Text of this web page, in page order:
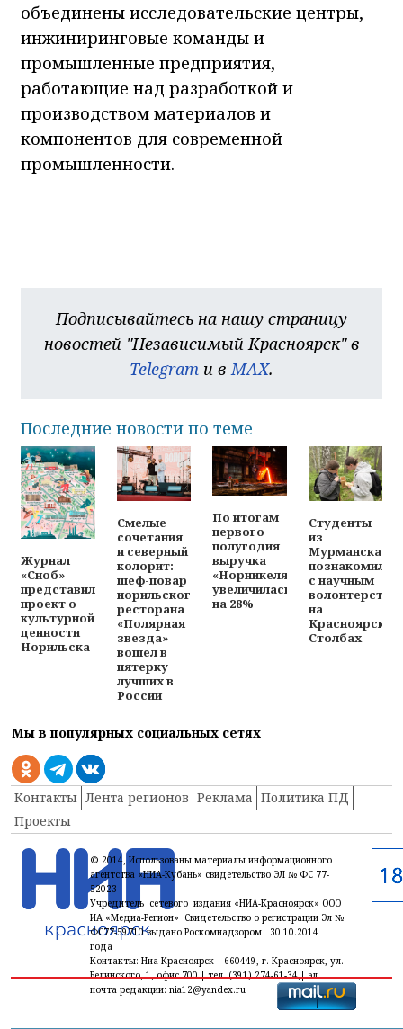
объединены исследовательские центры,
инжиниринговые команды и
промышленные предприятия,
работающие над разработкой и
производством материалов и
компонентов для современной
промышленности.
Подписывайтесь на нашу страницу
новостей "Независимый Красноярск" в
Telegram и в MAX.
Последние новости по теме
Журнал
«Сноб»
представил
проект о
культурной
ценности
Норильска
Смелые
сочетания
и северный
колорит:
шеф-повар
норильского
ресторана
«Полярная
звезда»
вошел в
пятерку
лучших в
России
По итогам
первого
полугодия
выручка
«Норникеля»
увеличилась
на 28%
Студенты
из
Мурманска
с научным
на
Красноярских
Столбах
Мы в популярных социальных сетях
Контакты Лента регионов Реклама Политика ПД
Проекты
© 2014, Использованы материалы информационного
агентства «НИА-Кубань» свидетельство ЭЛ № ФС 77-
52023
Учредитель сетевого издания «НИА-Красноярск» ООО
ИА «Медиа-Регион» Свидетельство о регистрации Эл №
ФС77-59710 выдано Роскомнадзором 30.10.2014
года
Контакты: Ниа-Красноярск | 660449, г. Красноярск, ул.
Белинского, 1, офис 700 | тел. (391) 274-61-34,| эл.
почта редакции: nia12@yandex.ru